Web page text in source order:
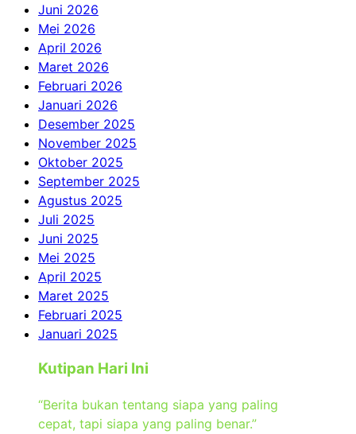
Juni 2026
Mei 2026
April 2026
Maret 2026
Februari 2026
Januari 2026
Desember 2025
November 2025
Oktober 2025
September 2025
Agustus 2025
Juli 2025
Juni 2025
Mei 2025
April 2025
Maret 2025
Februari 2025
Januari 2025
Kutipan Hari Ini
“Berita bukan tentang siapa yang paling
cepat, tapi siapa yang paling benar.”